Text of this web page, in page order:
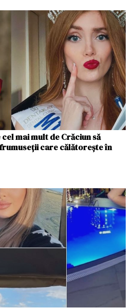
mai mult de Crăciun să
care călătorește în